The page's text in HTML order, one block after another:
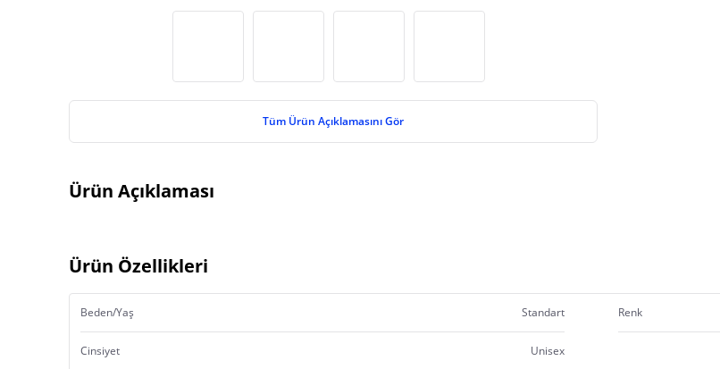
Tüm Ürün Açıklamasını Gör
Ürün Açıklaması
Ürün Özellikleri
Beden/Yaş Standart Renk
Cinsiyet Unisex